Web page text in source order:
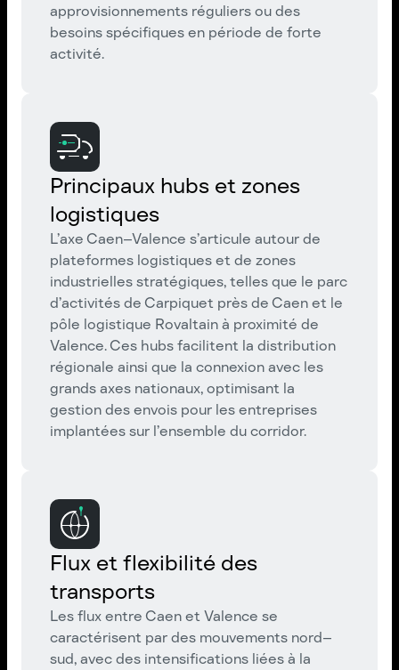
approvisionnements réguliers ou des
besoins spécifiques en période de forte
activité.
Principaux hubs et zones
logistiques
L’axe Caen–Valence s’articule autour de
plateformes logistiques et de zones
industrielles stratégiques, telles que le parc
d’activités de Carpiquet près de Caen et le
pôle logistique Rovaltain à proximité de
Valence. Ces hubs facilitent la distribution
régionale ainsi que la connexion avec les
grands axes nationaux, optimisant la
gestion des envois pour les entreprises
implantées sur l’ensemble du corridor.
Flux et flexibilité des
transports
Les flux entre Caen et Valence se
caractérisent par des mouvements nord–
sud, avec des intensifications liées à la